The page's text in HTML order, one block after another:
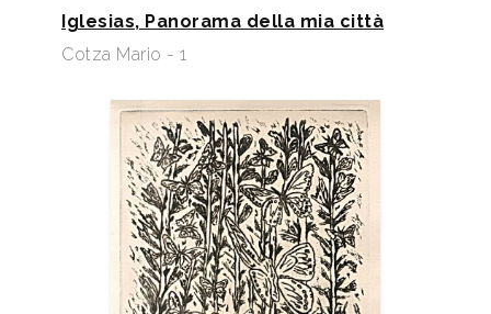
Iglesias, Panorama della mia città
Cotza Mario - 1